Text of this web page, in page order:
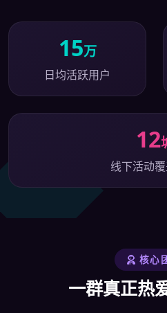
15万
日均活跃用户
12
线下活动
核心
一群真正热